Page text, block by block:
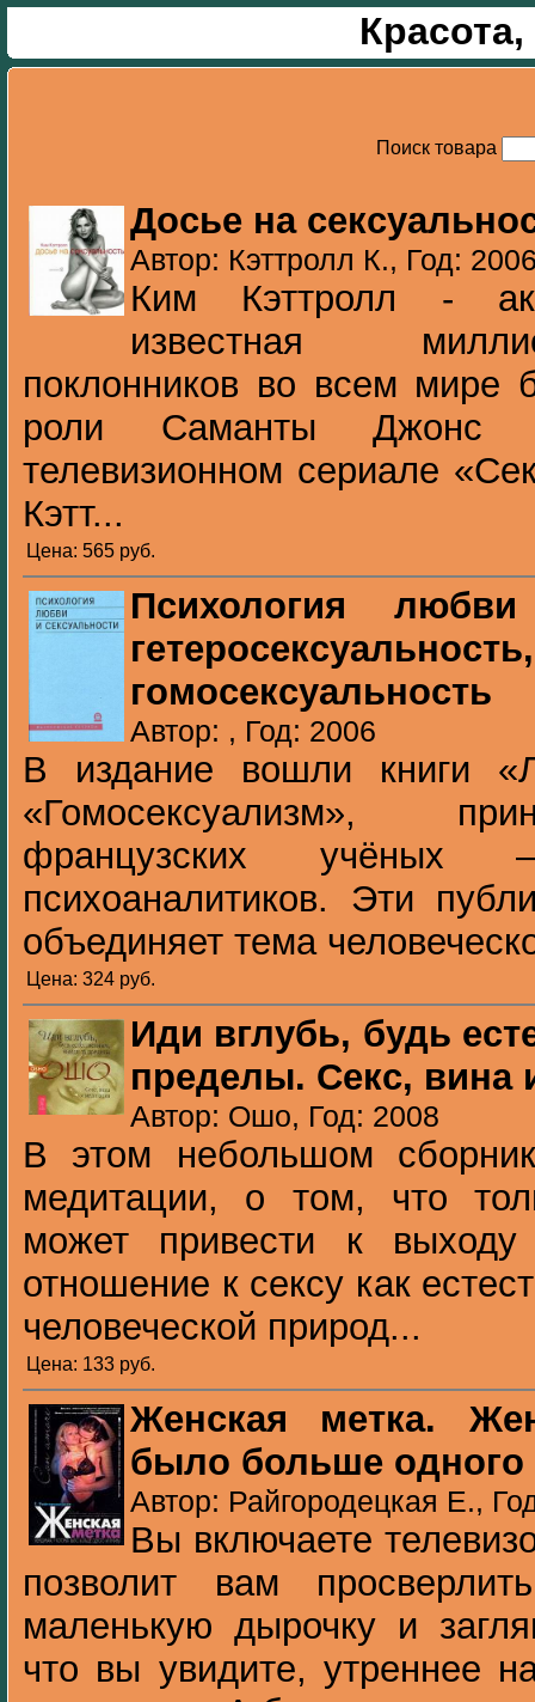
Поиск товара
Досье на
Автор: Кэттролл К., Год:
Ким Кэттролл -
известная
поклонников во всем мире
роли Саманты Джонс в
телевизионном сериале
Кэтт...
Цена: 565 pуб.
Психология
гомосексуальность
Автор: , Год: 2006
В издание вошли книги
«Гомосексуализм»,
французских
психоаналитиков. Эти
объединяет тема
Цена: 324 pуб.
Иди вглубь, будь
пределы. Секс, вина
Автор: Ошо, Год: 2008
В этом небольшом
медитации, о том, что
может привести к
отношение к сексу как
человеческой природ...
Цена: 133 pуб.
Женская метка.
было больше
Автор: Райгородецкая Е.,
Вы включаете
позволит вам
маленькую дырочку и
что вы увидите, утреннее